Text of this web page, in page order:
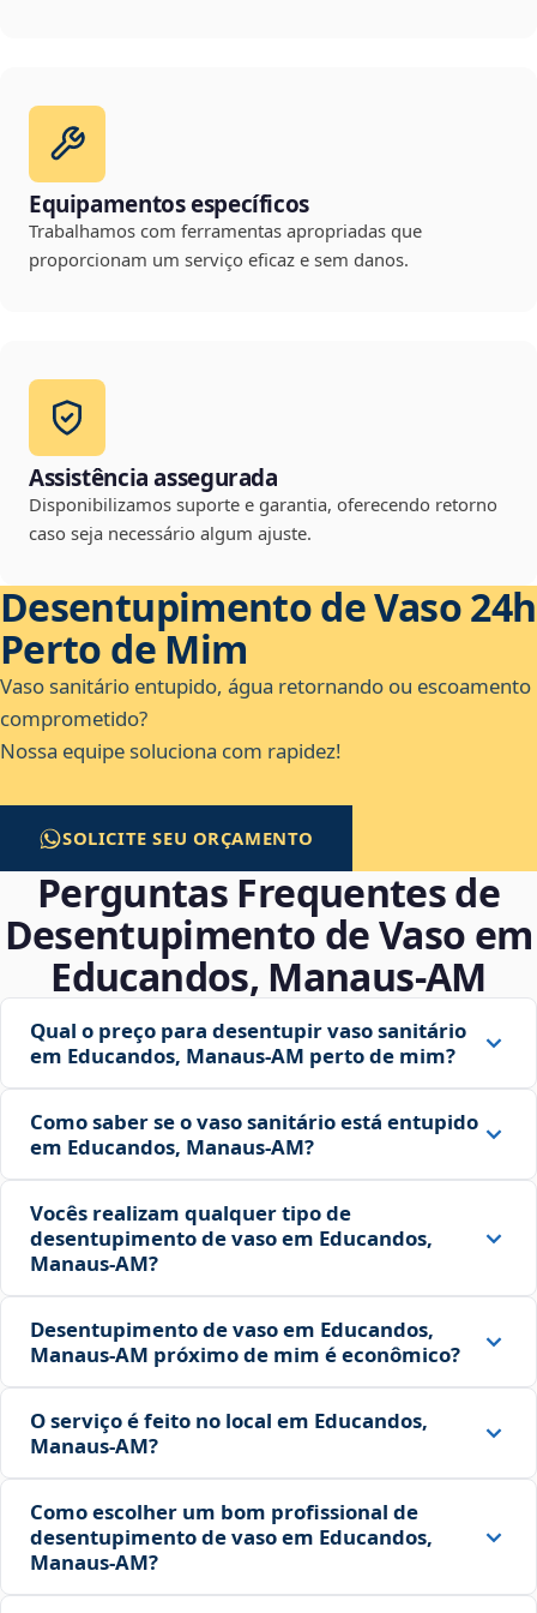
Equipamentos específicos
Trabalhamos com ferramentas apropriadas que
proporcionam um serviço eficaz e sem danos.
Assistência assegurada
Disponibilizamos suporte e garantia, oferecendo retorno
caso seja necessário algum ajuste.
Desentupimento de Vaso 24h
Perto de Mim
Vaso sanitário entupido, água retornando ou escoamento
comprometido?
Nossa equipe soluciona com rapidez!
SOLICITE SEU ORÇAMENTO
Perguntas Frequentes de
Desentupimento de Vaso em
Educandos, Manaus‑AM
Qual o preço para desentupir vaso sanitário
em Educandos, Manaus‑AM perto de mim?
Como saber se o vaso sanitário está entupido
em Educandos, Manaus‑AM?
Vocês realizam qualquer tipo de
desentupimento de vaso em Educandos,
Manaus‑AM?
Desentupimento de vaso em Educandos,
Manaus‑AM próximo de mim é econômico?
O serviço é feito no local em Educandos,
Manaus‑AM?
Como escolher um bom profissional de
desentupimento de vaso em Educandos,
Manaus‑AM?